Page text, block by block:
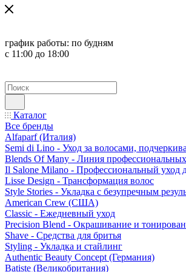
график работы: по будням
с 11:00 до 18:00
Каталог
Все бренды
Alfaparf (Италия)
Semi di Lino - Уход за волосами,
Blends Of Many - Линия
Il Salone Milano - Профессиональный уход
Lisse Design - Трансформация волос
Style Stories - Укладка с безупречным
American Crew (США)
Classic - Ежедневный уход
Precision Blend - Окрашивание и
Shave - Средства для бритья
Styling - Укладка и стайлинг
Authentic Beauty Concept (Германия)
Batiste (Великобритания)